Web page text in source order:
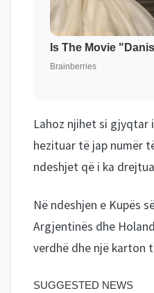
Lahoz njihet si gjyqtar
hezituar të jap numër
ndeshjet që i ka
Në ndeshjen e Kupës
Argjentinës dhe
verdhë dhe një karton